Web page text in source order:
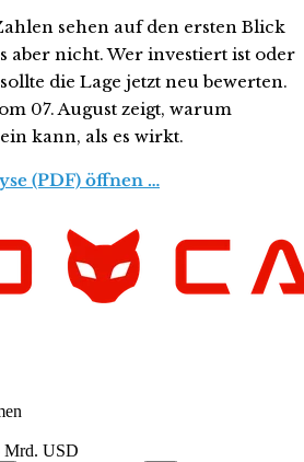
sehen auf den ersten Blick
aber nicht. Wer investiert ist oder
die Lage jetzt neu bewerten.
07. August zeigt, warum
kann, als es wirkt.
(PDF) öffnen …
Mrd. USD